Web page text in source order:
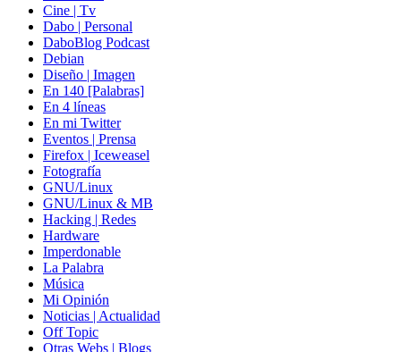
Cine | Tv
Dabo | Personal
DaboBlog Podcast
Debian
Diseño | Imagen
En 140 [Palabras]
En 4 líneas
En mi Twitter
Eventos | Prensa
Firefox | Iceweasel
Fotografía
GNU/Linux
GNU/Linux & MB
Hacking | Redes
Hardware
Imperdonable
La Palabra
Música
Mi Opinión
Noticias | Actualidad
Off Topic
Otras Webs | Blogs